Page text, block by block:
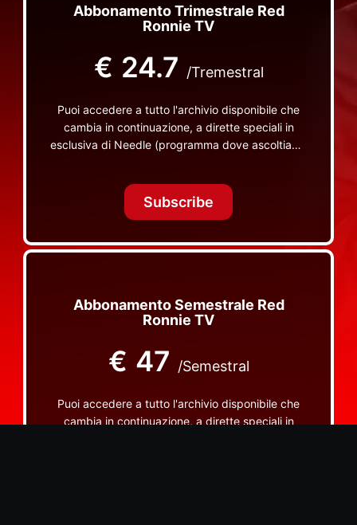
Abbonamento Trimestrale Red
Ronnie TV
€ 24.7 /Tremestral
Puoi accedere a tutto l'archivio disponibile che
cambia in continuazione, a dirette speciali in
esclusiva di Needle (programma dove ascoltiamo
TV non visibili da nessuna altra parte
Subscribe
Abbonamento Semestrale Red
Ronnie TV
€ 47 /Semestral
Puoi accedere a tutto l'archivio disponibile che
cambia in continuazione, a dirette speciali in